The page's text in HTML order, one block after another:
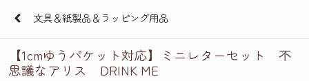
文具＆紙製品＆ラッピング用品
【1cmゆうパケット対応】ミニレターセット 不
思議なアリス DRINK ME